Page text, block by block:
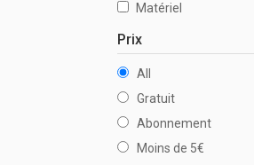
Matériel
Prix
All
Gratuit
Abonnement
Moins de 5€